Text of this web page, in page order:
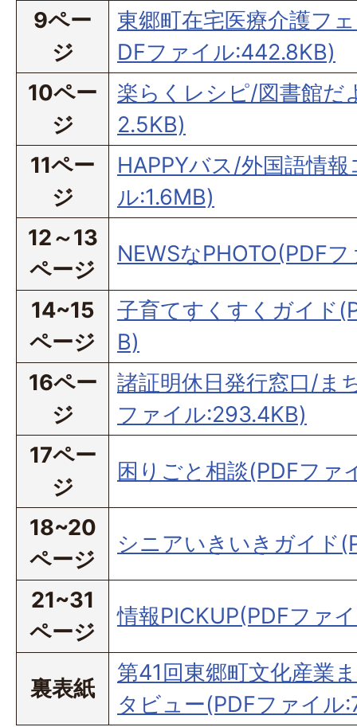
9ペー
ジ
東郷町在宅医療介護フ
DFファイル:442.8KB)
10ペー
ジ
楽らくレシピ/図書館だ
2.5KB)
11ペー
ジ
HAPPYバス/外国語情
ル:1.6MB)
12～13
ページ
NEWSなPHOTO(PDF
14~15
ページ
子育てすくすくガイド
B)
16ペー
ジ
諸証明休日発行窓口/ま
ファイル:293.4KB)
17ペー
ジ
困りごと相談(PDFファ
18~20
ページ
シニアいきいきガイド
21~31
ページ
情報PICKUP(PDFファ
裏表紙
第41回東郷町文化産業
タビュー(PDFファイル